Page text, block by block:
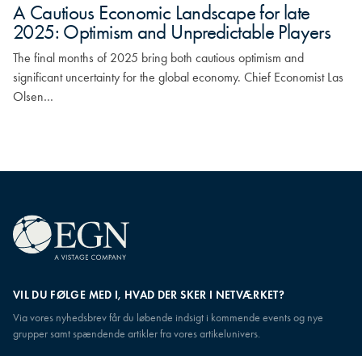
A Cautious Economic Landscape for late
2025: Optimism and Unpredictable Players
The final months of 2025 bring both cautious optimism and
significant uncertainty for the global economy. Chief Economist Las
Olsen…
VIL DU FØLGE MED I, HVAD DER SKER I NETVÆRKET?
Via vores nyhedsbrev får du løbende indsigt i kommende events og nye
grupper samt spændende artikler fra vores artikelunivers.